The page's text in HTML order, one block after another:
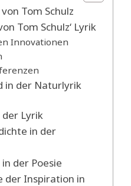
Tom Schulz
Tom Schulz‘ Lyrik
Innovationen
in der Naturlyrik
der Lyrik
in der
der Poesie
der Inspiration in